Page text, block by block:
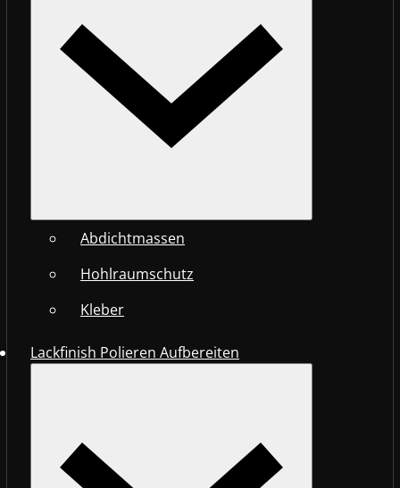
Abdichtmassen
Hohlraumschutz
Kleber
Lackfinish Polieren Aufbereiten